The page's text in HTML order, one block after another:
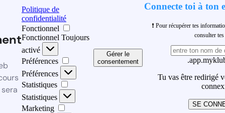
Politique de
confidentialité
Fonctionnel
Fonctionnel Toujours
activé
Préférences
Préférences
Statistiques
Statistiques
Marketing
Gérer le
consentement
Connecte toi à ton
❗ Pour récupérer tes
consulter
Tu vas être redirigé
SE